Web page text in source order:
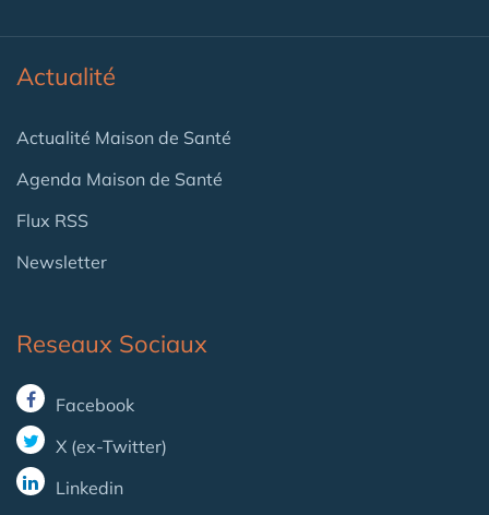
Actualité
Actualité Maison de Santé
Agenda Maison de Santé
Flux RSS
Newsletter
Reseaux Sociaux
Facebook
X (ex-Twitter)
Linkedin